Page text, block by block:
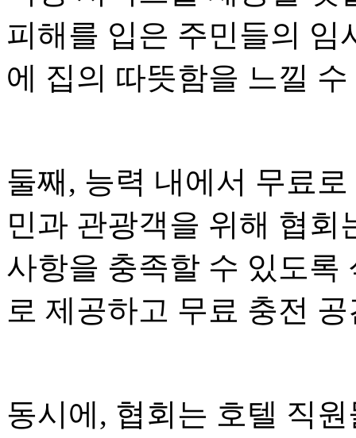
피해를 입은 주민들의 임
에 집의 따뜻함을 느낄
둘째, 능력 내에서 무료
민과 관광객을 위해 협
사항을 충족할 수 있도록
로 제공하고 무료 충전
동시에, 협회는 호텔 직